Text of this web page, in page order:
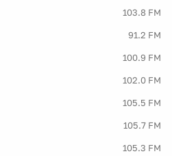
103.8 FM
91.2 FM
100.9 FM
102.0 FM
105.5 FM
105.7 FM
105.3 FM